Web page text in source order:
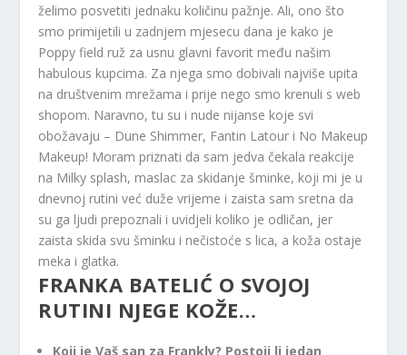
želimo posvetiti jednaku količinu pažnje. Ali, ono što
smo primijetili u zadnjem mjesecu dana je kako je
Poppy field ruž za usnu glavni favorit među našim
habulous kupcima. Za njega smo dobivali najviše upita
na društvenim mrežama i prije nego smo krenuli s web
shopom. Naravno, tu su i nude nijanse koje svi
obožavaju – Dune Shimmer, Fantin Latour i No Makeup
Makeup! Moram priznati da sam jedva čekala reakcije
na Milky splash, maslac za skidanje šminke, koji mi je u
dnevnoj rutini već duže vrijeme i zaista sam sretna da
su ga ljudi prepoznali i uvidjeli koliko je odličan, jer
zaista skida svu šminku i nečistoće s lica, a koža ostaje
meka i glatka.
FRANKA BATELIĆ O SVOJOJ
RUTINI NJEGE KOŽE…
Koji je Vaš san za Frankly? Postoji li jedan